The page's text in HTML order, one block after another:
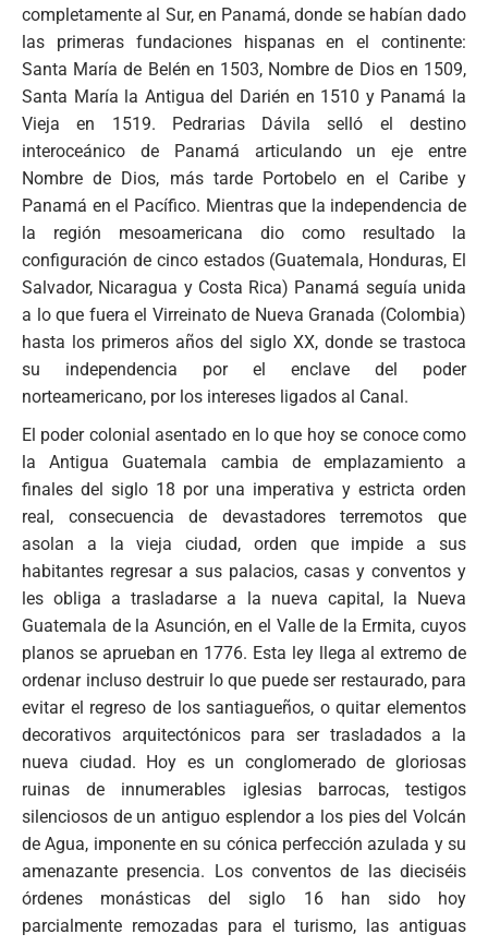
completamente al Sur, en Panamá, donde se habían dado
las primeras fundaciones hispanas en el continente:
Santa María de Belén en 1503, Nombre de Dios en 1509,
Santa María la Antigua del Darién en 1510 y Panamá la
Vieja en 1519. Pedrarias Dávila selló el destino
interoceánico de Panamá articulando un eje entre
Nombre de Dios, más tarde Portobelo en el Caribe y
Panamá en el Pacífico. Mientras que la independencia de
la región mesoamericana dio como resultado la
configuración de cinco estados (Guatemala, Honduras, El
Salvador, Nicaragua y Costa Rica) Panamá seguía unida
a lo que fuera el Virreinato de Nueva Granada (Colombia)
hasta los primeros años del siglo XX, donde se trastoca
su independencia por el enclave del poder
norteamericano, por los intereses ligados al Canal.
El poder colonial asentado en lo que hoy se conoce como
la Antigua Guatemala cambia de emplazamiento a
finales del siglo 18 por una imperativa y estricta orden
real, consecuencia de devastadores terremotos que
asolan a la vieja ciudad, orden que impide a sus
habitantes regresar a sus palacios, casas y conventos y
les obliga a trasladarse a la nueva capital, la Nueva
Guatemala de la Asunción, en el Valle de la Ermita, cuyos
planos se aprueban en 1776. Esta ley llega al extremo de
ordenar incluso destruir lo que puede ser restaurado, para
evitar el regreso de los santiagueños, o quitar elementos
decorativos arquitectónicos para ser trasladados a la
nueva ciudad. Hoy es un conglomerado de gloriosas
ruinas de innumerables iglesias barrocas, testigos
silenciosos de un antiguo esplendor a los pies del Volcán
de Agua, imponente en su cónica perfección azulada y su
amenazante presencia. Los conventos de las dieciséis
órdenes monásticas del siglo 16 han sido hoy
parcialmente remozadas para el turismo, las antiguas